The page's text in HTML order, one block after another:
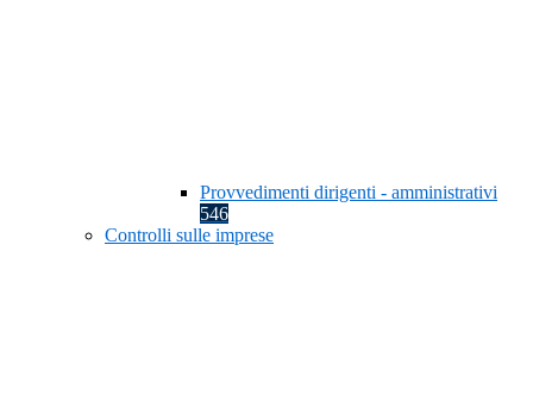
Provvedimenti dirigenti - amministrativi
546
Controlli sulle imprese